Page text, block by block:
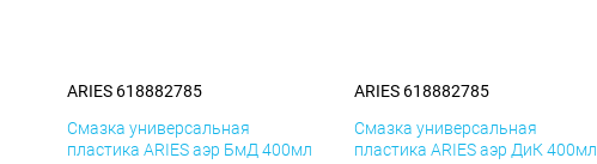
ARIES 618882785
Смазка универсальная
пластика ARIES аэр БмД 400мл
ARIES 618882785
Смазка универсальная
пластика ARIES аэр ДиК 400мл